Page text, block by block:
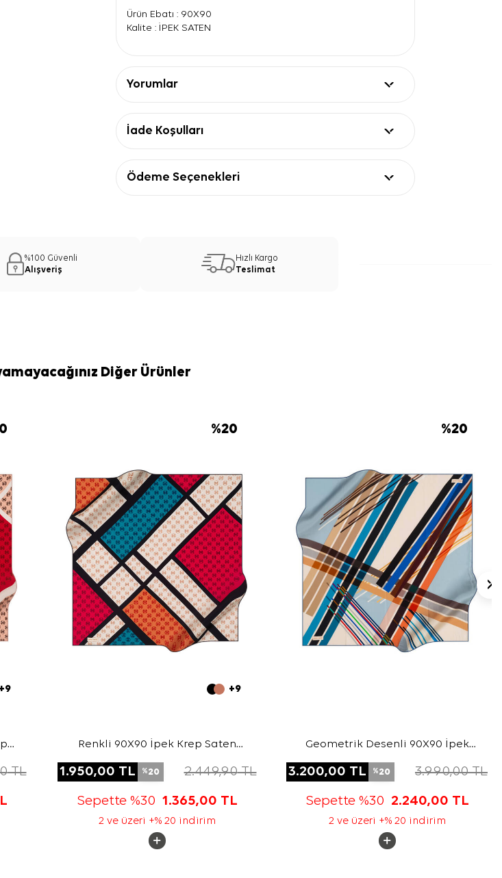
Ürün Ebatı : 90X90
Kalite : İPEK SATEN
Yorumlar
İade Koşulları
Ödeme Seçenekleri
%100 Güvenli
Alışveriş
Hızlı Kargo
Teslimat
Diğer Ürünler
+9
TL
%20
+9
Renkli 90X90 İpek Krep Saten
1.950,00 TL %20 2.449,90TL
Sepette %30 1.365,00 TL
2 ve üzeri +% 20 indirim
%20
Geometrik Desenli 90X90 İpek
3.200,00 TL %20 3.990,00TL
Sepette %30 2.240,00 TL
2 ve üzeri +% 20 indirim